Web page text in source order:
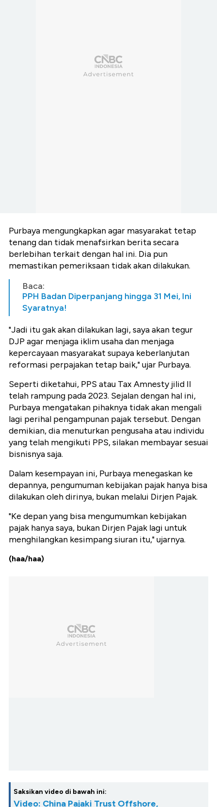
Purbaya mengungkapkan agar masyarakat tetap
tenang dan tidak menafsirkan berita secara
berlebihan terkait dengan hal ini. Dia pun
memastikan pemeriksaan tidak akan dilakukan.
Baca:
PPH Badan Diperpanjang hingga 31 Mei, Ini
Syaratnya!
"Jadi itu gak akan dilakukan lagi, saya akan tegur
DJP agar menjaga iklim usaha dan menjaga
kepercayaan masyarakat supaya keberlanjutan
reformasi perpajakan tetap baik," ujar Purbaya.
Seperti diketahui, PPS atau Tax Amnesty jilid II
telah rampung pada 2023. Sejalan dengan hal ini,
Purbaya mengatakan pihaknya tidak akan mengali
lagi perihal pengampunan pajak tersebut. Dengan
demikian, dia menuturkan pengusaha atau individu
yang telah mengikuti PPS, silakan membayar sesuai
bisnisnya saja.
Dalam kesempayan ini, Purbaya menegaskan ke
depannya, pengumuman kebijakan pajak hanya bisa
dilakukan oleh dirinya, bukan melalui Dirjen Pajak.
"Ke depan yang bisa mengumumkan kebijakan
pajak hanya saya, bukan Dirjen Pajak lagi untuk
menghilangkan kesimpang siuran itu," ujarnya.
(haa/haa)
Saksikan video di bawah ini:
Video: China Pajaki Trust Offshore,